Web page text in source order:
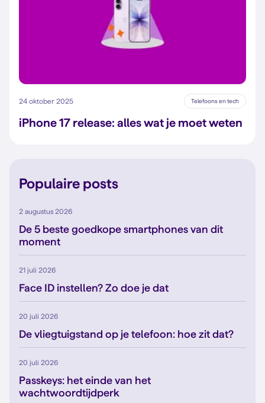
24 oktober 2025 Telefoons en tech
iPhone 17 release: alles wat je moet weten
Populaire posts
2 augustus 2026
De 5 beste goedkope smartphones van dit
moment
21 juli 2026
Face ID instellen? Zo doe je dat
20 juli 2026
De vliegtuigstand op je telefoon: hoe zit dat?
20 juli 2026
Passkeys: het einde van het
wachtwoordtijdperk